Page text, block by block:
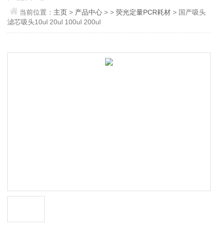
当前位置： 主页> 产品中心 > >荧光定量PCR耗材 > 国产吸头
滤芯吸头10ul 20ul 100ul 200ul